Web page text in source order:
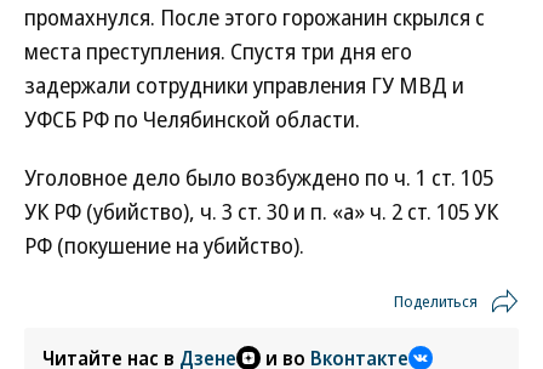
промахнулся. После этого горожанин скрылся с
места преступления. Спустя три дня его
задержали сотрудники управления ГУ МВД и
УФСБ РФ по Челябинской области.
Уголовное дело было возбуждено по ч. 1 ст. 105
УК РФ (убийство), ч. 3 ст. 30 и п. «а» ч. 2 ст. 105 УК
РФ (покушение на убийство).
Поделиться
Читайте нас в Дзене и во Вконтакте